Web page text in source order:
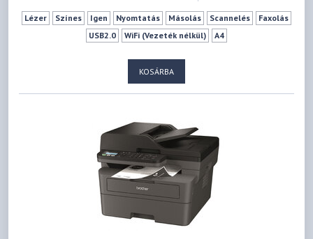
Lézer Színes Igen Nyomtatás Másolás Scannelés
Faxolás
USB2.0
WiFi (Vezeték nélkül) A4
KOSÁRBA